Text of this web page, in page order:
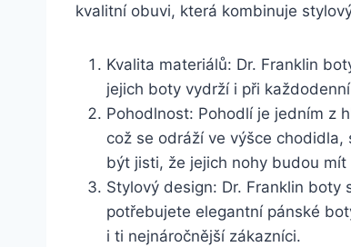
kvalitní obuvi, která kombinuje
Kvalita materiálů: Dr.⁤ Franklin
jejich⁣ boty‍ vydrží i při
Pohodlnost: Pohodlí je ⁢jedním ‌z
což ​se odráží⁤ ve⁢ výšce
být jisti, že jejich‌ nohy budou
Stylový ⁣design: ⁣Dr. Franklin
⁤potřebujete elegantní pánské
i‍ ti nejnáročnější zákazníci.